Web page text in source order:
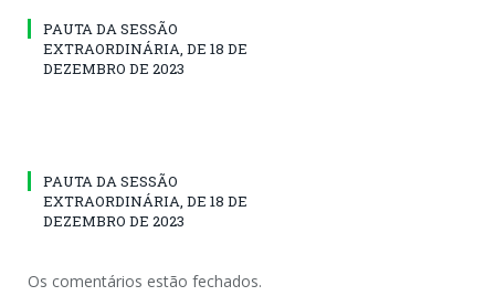
PAUTA DA SESSÃO
EXTRAORDINÁRIA, DE 18 DE
DEZEMBRO DE 2023
PAUTA DA SESSÃO
EXTRAORDINÁRIA, DE 18 DE
DEZEMBRO DE 2023
Os comentários estão fechados.